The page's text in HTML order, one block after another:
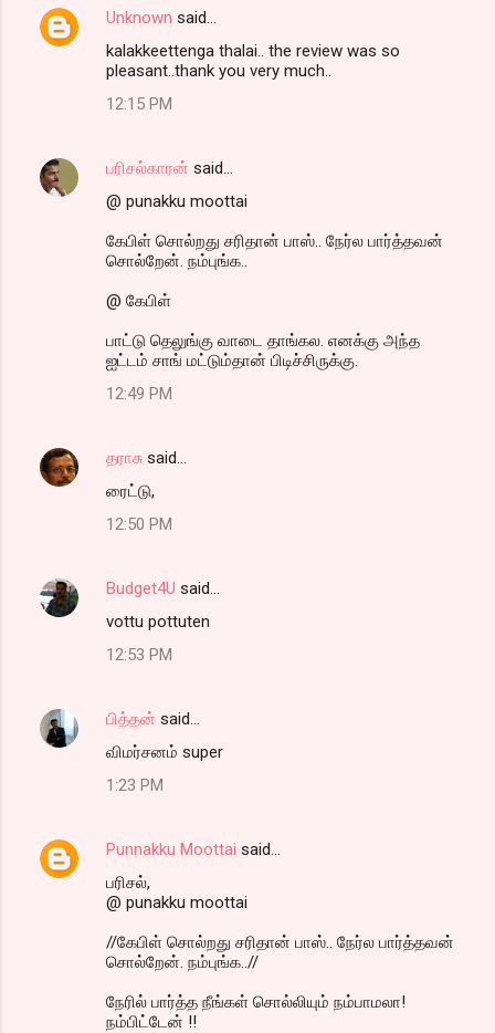
Unknown said…
kalakkeettenga thalai.. the review was so
pleasant..thank you very much..
12:15 PM
பரிசல்காரன் said…
@ punakku moottai
கேபிள் சொல்றது சரிதான் பாஸ்.. நேர்ல பார்த்தவன்
சொல்றேன். நம்புங்க..
@ கேபிள்
பாட்டு தெலுங்கு வாடை தாங்கல. எனக்கு அந்த
ஐட்டம் சாங் மட்டும்தான் பிடிச்சிருக்கு.
12:49 PM
தராசு said…
ரைட்டு,
12:50 PM
Budget4U said…
vottu pottuten
12:53 PM
பித்தன் said…
விமர்சனம் super
1:23 PM
Punnakku Moottai said…
பரிசல்,
@ punakku moottai
//கேபிள் சொல்றது சரிதான் பாஸ்.. நேர்ல பார்த்தவன்
சொல்றேன். நம்புங்க..//
நேரில் பார்த்த நீங்கள் சொல்லியும் நம்பாமலா!
நம்பிட்டேன் !!